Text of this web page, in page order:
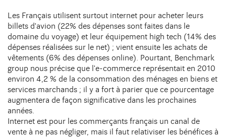
Les Français utilisent surtout internet pour acheter leurs
billets d'avion (22% des dépenses sont faites dans le
domaine du voyage) et leur équipement high tech (14% des
dépenses réalisées sur le net) ; vient ensuite les achats de
vêtements (6% des dépenses online). Pourtant, Benchmark
group nous précise que l'e-commerce représentait en 2010
environ 4,2 % de la consommation des ménages en biens et
services marchands ; il y a fort à parier que ce pourcentage
augmentera de façon significative dans les prochaines
années.
Internet est pour les commerçants français un canal de
vente à ne pas négliger, mais il faut relativiser les bénéfices à